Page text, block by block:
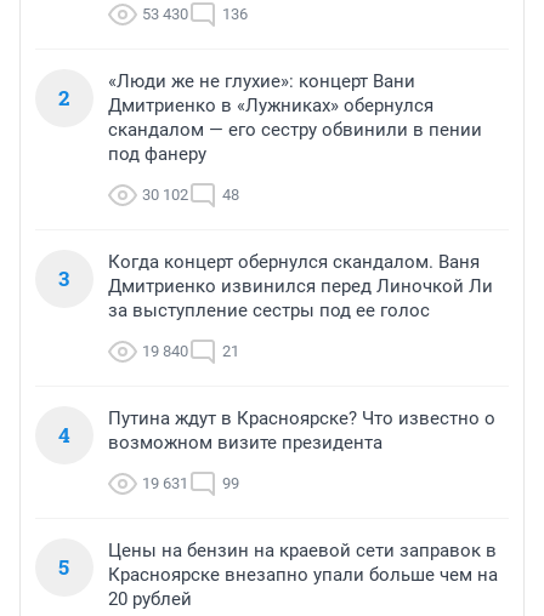
53 430 136
2
«Люди же не глухие»: концерт Вани
Дмитриенко в «Лужниках» обернулся
скандалом — его сестру обвинили в пении
под фанеру
30 102 48
3
Когда концерт обернулся скандалом. Ваня
Дмитриенко извинился перед Линочкой Ли
за выступление сестры под ее голос
19 840 21
4
Путина ждут в Красноярске? Что известно о
возможном визите президента
19 631 99
5
Цены на бензин на краевой сети заправок в
Красноярске внезапно упали больше чем на
20 рублей